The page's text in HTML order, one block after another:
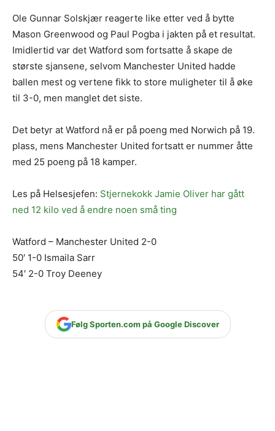
Ole Gunnar Solskjær reagerte like etter ved å bytte
Mason Greenwood og Paul Pogba i jakten på et resultat.
Imidlertid var det Watford som fortsatte å skape de
største sjansene, selvom Manchester United hadde
ballen mest og vertene fikk to store muligheter til å øke
til 3-0, men manglet det siste.
Det betyr at Watford nå er på poeng med Norwich på 19.
plass, mens Manchester United fortsatt er nummer åtte
med 25 poeng på 18 kamper.
Les på Helsesjefen: Stjernekokk Jamie Oliver har gått
ned 12 kilo ved å endre noen små ting
Watford – Manchester United 2-0
50′ 1-0 Ismaila Sarr
54′ 2-0 Troy Deeney
Følg Sporten.com på Google Discover